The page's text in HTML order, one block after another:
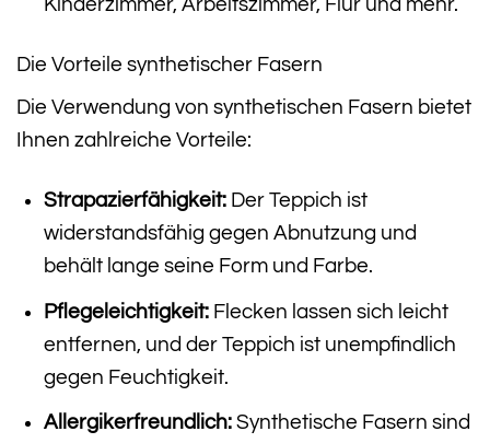
Die Vorteile synthetischer Fasern
Die Verwendung von synthetischen Fasern bietet
Ihnen zahlreiche Vorteile:
Strapazierfähigkeit:Der Teppich ist
widerstandsfähig gegen Abnutzung und
behält lange seine Form und Farbe.
Pflegeleichtigkeit:Flecken lassen sich leicht
entfernen, und der Teppich ist unempfindlich
gegen Feuchtigkeit.
Allergikerfreundlich:Synthetische Fasern sind